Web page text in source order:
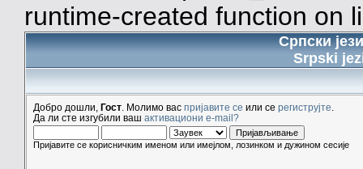
runtime-created function on
Српски
Srpski
Добро дошли, Гост . Молимо вас пријавите се или се региструјте
Да ли сте изгубили ваш активациони e-mail?
Пријавите се корисничким именом или имејлом, лозинком и дужином сесије